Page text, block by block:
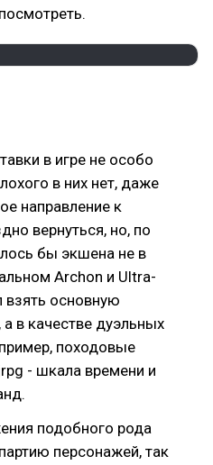
в игре не особо
в них нет, даже
направление к
вернуться, но, по
бы экшена не в
Archon и Ultra-
взять основную
в качестве дуэльных
походовые
- шкала времени и
подобного рода
персонажей, так